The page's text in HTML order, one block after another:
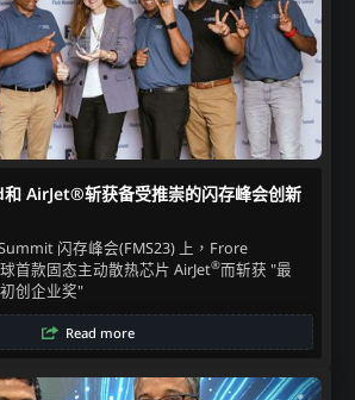
AirJet®斩获备受推崇的闪存峰会创新
闪存峰会(FMS23) 上，Frore
首款固态主动散热芯片 AirJet®而斩获 "最
创企业奖"​
Read more